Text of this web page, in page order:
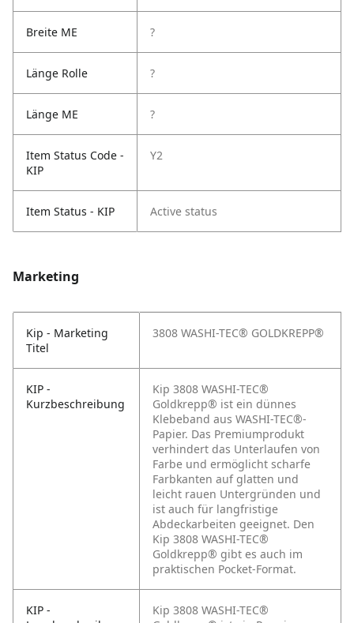
Breite ME ?
Länge Rolle ?
Länge ME ?
Item Status Code -
KIP
Y2
Item Status - KIP Active status
Marketing
Kip - Marketing
Titel
3808 WASHI-TEC® GOLDKREPP®
KIP -
Kurzbeschreibung
Kip 3808 WASHI-TEC®
Goldkrepp® ist ein dünnes
Klebeband aus WASHI-TEC®-
Papier. Das Premiumprodukt
verhindert das Unterlaufen von
Farbe und ermöglicht scharfe
Farbkanten auf glatten und
leicht rauen Untergründen und
ist auch für langfristige
Abdeckarbeiten geeignet. Den
Kip 3808 WASHI-TEC®
Goldkrepp® gibt es auch im
praktischen Pocket-Format.
KIP -
Kip 3808 WASHI-TEC®